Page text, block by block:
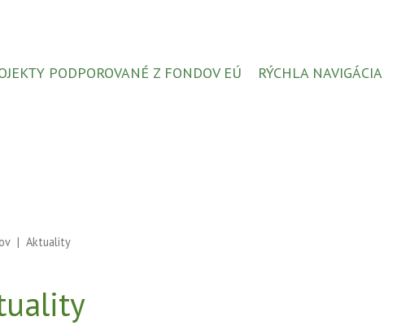
PODPOROVANÉ Z FONDOV EÚ RÝCHLA NAVIGÁCIA
Aktuality